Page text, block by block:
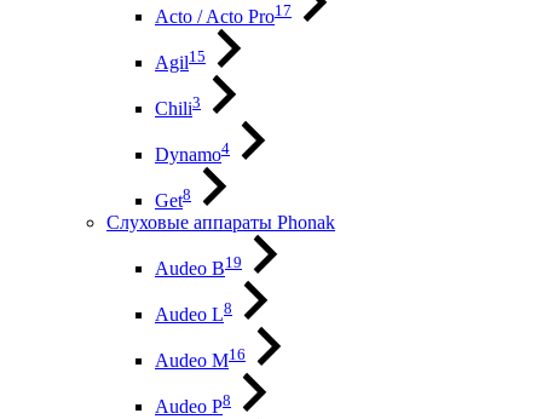
Acto / Acto Pro17
Agil15
Chili3
Dynamo4
Get8
Слуховые аппараты Phonak
Audeo B19
Audeo L8
Audeo М16
Audeo P8